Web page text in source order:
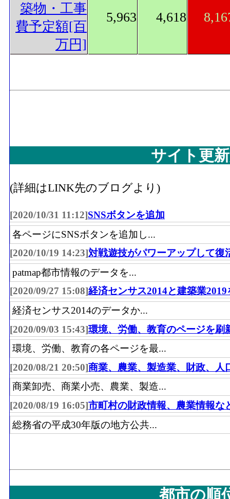
築物・工事
費予定額[百
万円]
5,963 4,618
サイト更
(詳細はLINK先のブログより)
[2020/10/31 11:12]SNSボタンを追加
各ページにSNSボタンを追加し...
[2020/10/19 14:23]対戦遊技がパワーアップして復
patmap都市情報のデータを...
[2020/09/27 15:08]経済センサス2014と建築業2019
経済センサス2014のデータか...
[2020/09/03 15:43]環境、労働、教育のページを刷
環境、労働、教育の各ページを最...
[2020/08/21 20:50]商業、農業、製造業、財政、人
商業卸売、商業小売、農業、製造...
[2020/08/19 16:05]市町村の財政情報、農業情報な
総務省の平成30年版の地方公共...
都市の順